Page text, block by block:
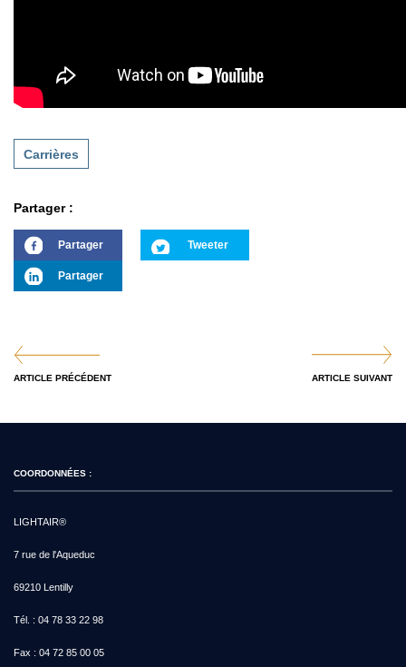
Carrières
Partager :
Partager Tweeter
Partager
ARTICLE PRÉCÉDENT ARTICLE SUIVANT
COORDONNÉES :
LIGHTAIR®
7 rue de l'Aqueduc
69210 Lentilly
Tél. : 04 78 33 22 98
Fax : 04 72 85 00 05